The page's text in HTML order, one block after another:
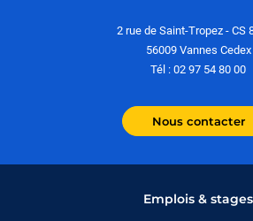
2 rue de Saint-Tropez - CS
56009 Vannes Cedex
Tél : 02 97 54 80 00
Nous contacter
Emplois & stages